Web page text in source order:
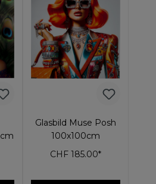
Glasbild Muse Posh
100x100cm
CHF 185.00*